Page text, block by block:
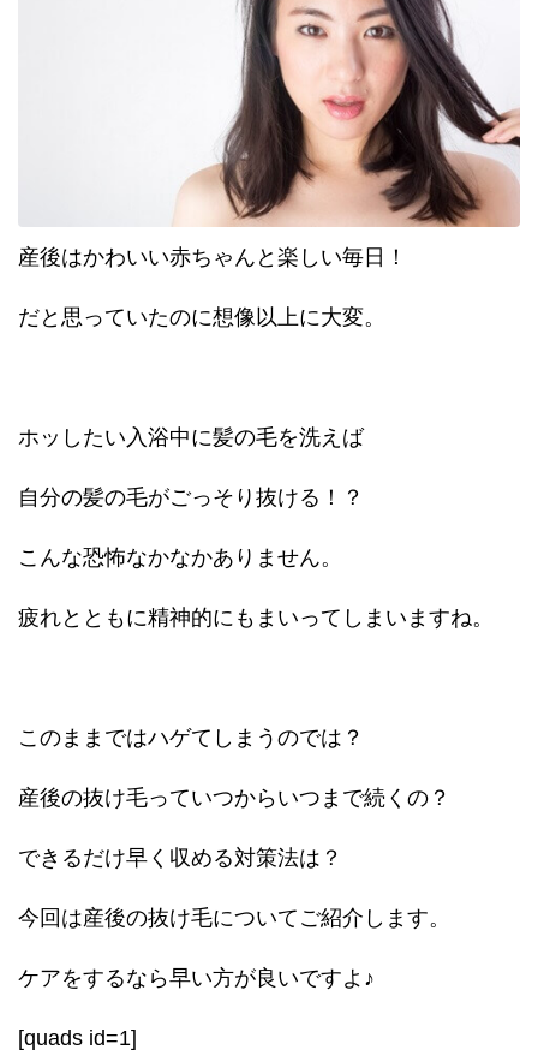
産後はかわいい赤ちゃんと楽しい毎日！
だと思っていたのに想像以上に大変。
ホッしたい入浴中に髪の毛を洗えば
自分の髪の毛がごっそり抜ける！？
こんな恐怖なかなかありません。
疲れとともに精神的にもまいってしまいますね。
このままではハゲてしまうのでは？
産後の抜け毛っていつからいつまで続くの？
できるだけ早く収める対策法は？
今回は産後の抜け毛についてご紹介します。
ケアをするなら早い方が良いですよ♪
[quads id=1]